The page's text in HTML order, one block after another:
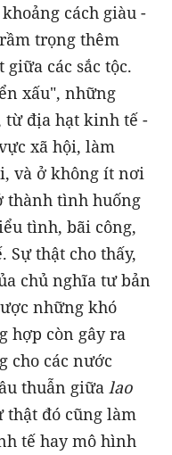
cách giàu -
trọng thêm
các sắc tộc.
xấu", những
địa hạt kinh tế -
xã hội, làm
và ở không ít nơi
thành tình huống
tình, bãi công,
Sự thật cho thấy,
chủ nghĩa tư bản
những khó
hợp còn gây ra
cho các nước
thuẫn giữa lao
thật đó cũng làm
tế hay mô hình